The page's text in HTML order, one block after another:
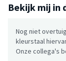
Bekijk mij in
Nog niet
kleurstaal
Onze collega's